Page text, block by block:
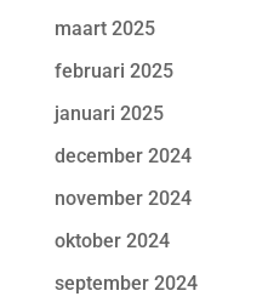
maart 2025
februari 2025
januari 2025
december 2024
november 2024
oktober 2024
september 2024